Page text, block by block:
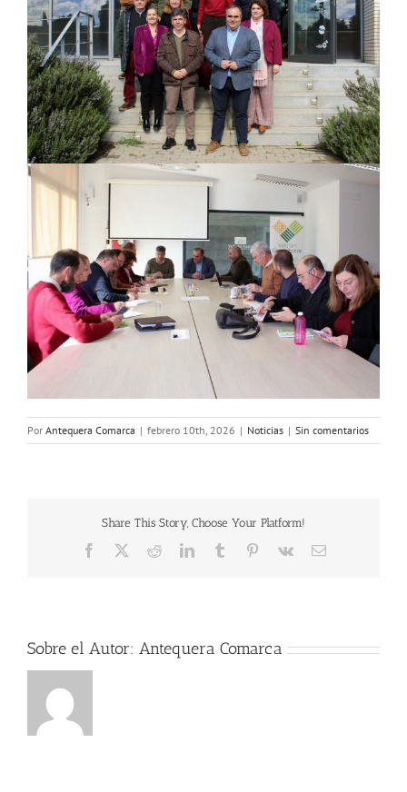
Por Antequera Comarca | febrero 10th, 2026 | Noticias | Sin comentarios
Share This Story, Choose Your Platform!
Facebook RedditLinkedInTumblr Pinterest
Vk
Correo
Sobre el Autor: Antequera Comarca